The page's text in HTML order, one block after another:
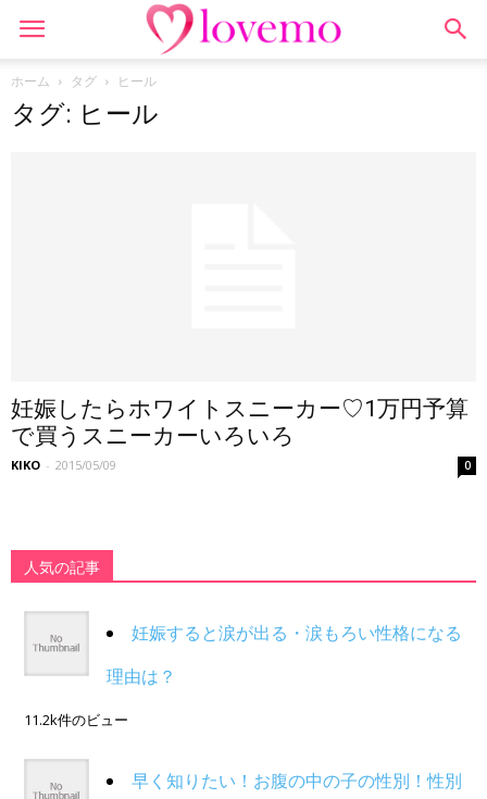
ホーム タグ ヒール
タグ: ヒール
妊娠したらホワイトスニーカー♡1万円予算
で買うスニーカーいろいろ
KIKO - 2015/05/09 0
人気の記事
妊娠すると涙が出る・涙もろい性格になる
理由は？
11.2k件のビュー
早く知りたい！お腹の中の子の性別！性別